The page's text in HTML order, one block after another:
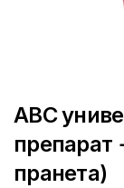
ABC
препарат
пранета)